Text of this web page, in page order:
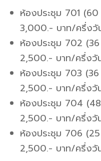
ห้องประชุม 701
3,000.- บาท/ครึ่งวั
ห้องประชุม 702
2,500.- บาท/ครึ่งวั
ห้องประชุม 703
2,500.- บาท/ครึ่งวั
ห้องประชุม 704
2,500.- บาท/ครึ่งวั
ห้องประชุม 706
2,500.- บาท/ครึ่งวั